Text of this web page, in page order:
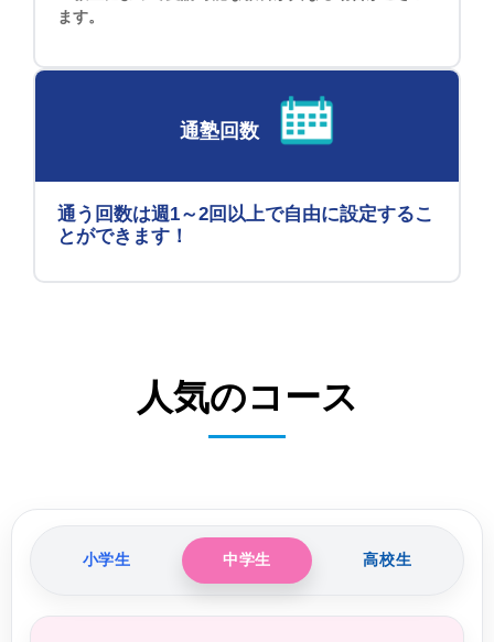
ます。
通塾回数
通う回数は週1～2回以上で自由に設定するこ
とができます！
人気のコース
小学生 中学生 高校生